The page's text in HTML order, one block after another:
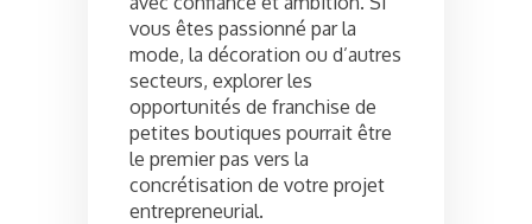
vous êtes passionné par la
mode, la décoration ou d’autres
secteurs, explorer les
opportunités de franchise de
petites boutiques pourrait être
le premier pas vers la
concrétisation de votre projet
entrepreneurial.